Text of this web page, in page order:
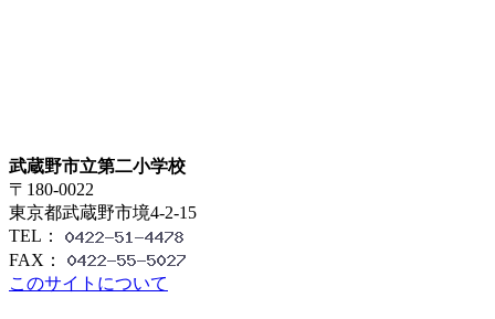
武蔵野市立第二小学校
〒180-0022
東京都武蔵野市境4-2-15
TEL：
FAX：
このサイトについて